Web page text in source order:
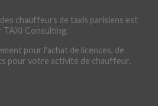
chauffeurs de taxis parisiens est
TAXI Consulting.
pour l'achat de licences, de
pour votre activité de chauffeur.